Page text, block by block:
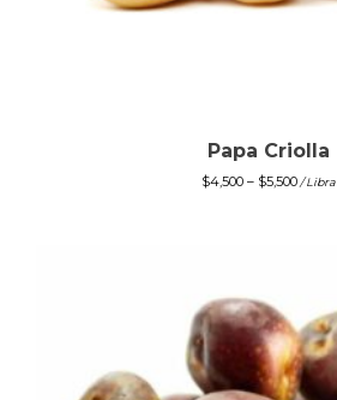
Papa Criolla
$4,500 – $5,500 / Libra